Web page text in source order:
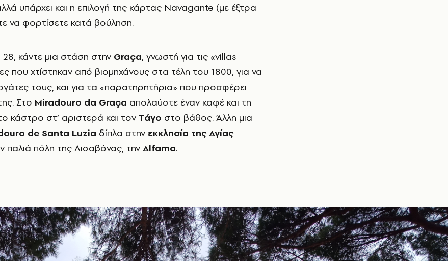
υπάρχει και η επιλογή της κάρτας Navagante (με έξτρα
να φορτίσετε κατά βούληση.
κάντε μια στάση στην Graça, γνωστή για τις «villas
που χτίστηκαν από βιομηχάνους στα τέλη του 1800, για να
τους, και για τα «παρατηρητήρια» που προσφέρει
Στο Miradouro da Graça απολαύστε έναν καφέ και τη
κάστρο στ’ αριστερά και τον Τάγο στο βάθος. Άλλη μια
de Santa Luzia δίπλα στην εκκλησία της Αγίας
παλιά πόλη της Λισαβόνας, την Alfama.